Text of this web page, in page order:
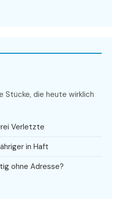
Stücke, die heute wirklich
Verletzte
in Haft
ohne Adresse?